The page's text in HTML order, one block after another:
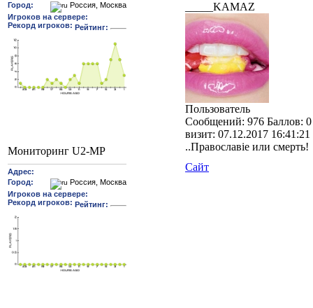
Мониторинг U2-MP
_____KAMAZ
Пользователь
Cообщений: 976 Баллов: 0
визит: 07.12.2017 16:41:21
..Православiе или смерть!
Сайт